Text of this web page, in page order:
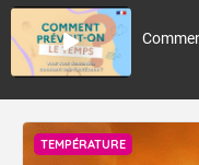
TEMPÉRATURE